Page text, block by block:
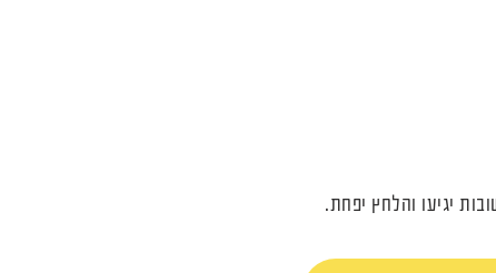
יגיעו והלחץ יפחת.